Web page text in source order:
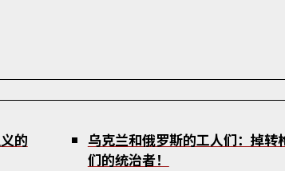
的
乌克兰和俄罗斯的工人们：掉转
们的统治者！